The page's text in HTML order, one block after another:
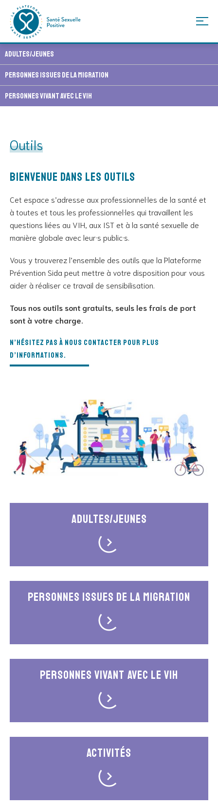
to
content
Adultes/Jeunes
Personnes issues de la migration
Personnes vivant avec le VIH
Outils
Bienvenue dans les Outils
Cet espace s’adresse aux professionnel·les de la santé et
à toutes et tous les professionnel·les qui travaillent les
questions liées au VIH, aux IST et à la santé sexuelle de
manière globale avec leur·s public·s.
Vous y trouverez l’ensemble des outils que la Plateforme
Prévention Sida peut mettre à votre disposition pour vous
aider à réaliser ce travail de sensibilisation.
Tous nos outils sont gratuits, seuls les frais de port
sont à votre charge.
N’hésitez pas à nous contacter pour plus
d’informations.
Adultes/Jeunes
Personnes issues de la migration
Personnes vivant avec le VIH
Activités